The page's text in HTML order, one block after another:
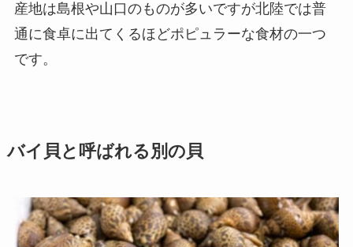
産地は島根や山口のものが多いですが北陸では普
通に食卓に出てくるほどポピュラーな食材の一つ
です。
バイ貝と呼ばれる別の貝